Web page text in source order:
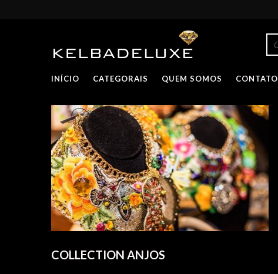
INÍCIO CATEGORAIS QUEM SOMOS CONTATO
COLLECTION ANJOS